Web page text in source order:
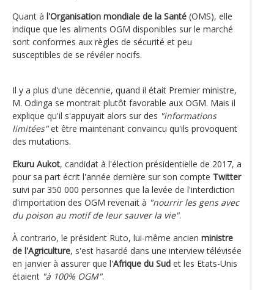
Quant à l'Organisation mondiale de la Santé (OMS), elle
indique que les aliments OGM disponibles sur le marché
sont conformes aux règles de sécurité et peu
susceptibles de se révéler nocifs.
Il y a plus d'une décennie, quand il était Premier ministre,
M. Odinga se montrait plutôt favorable aux OGM. Mais il
explique qu'il s'appuyait alors sur des "informations
limitées"et être maintenant convaincu qu'ils provoquent
des mutations.
Ekuru Aukot, candidat à l'élection présidentielle de 2017, a
pour sa part écrit l'année dernière sur son compte Twitter
suivi par 350 000 personnes que la levée de l'interdiction
d'importation des OGM revenait à "nourrir les gens avec
du poison au motif de leur sauver la vie".
À contrario, le président Ruto, lui-même ancien ministre
de l'Agriculture, s'est hasardé dans une interview télévisée
en janvier à assurer que l'Afrique du Sud et les Etats-Unis
étaient "à 100% OGM".